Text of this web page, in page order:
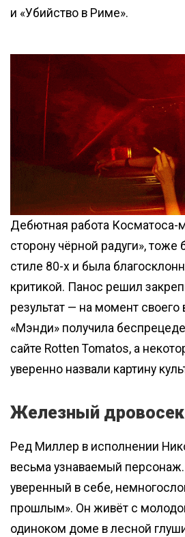
и «Убийство в Риме».
Дебютная работа Косматоса-
сторону чёрной радуги»,
стиле 80-х и была
критикой. Панос решил
результат — на момент
«Мэнди» получила
сайте Rotten Tomatos, а
уверенно назвали картину
Железный
Ред Миллер в исполнении
весьма узнаваемый
уверенный в себе,
прошлым». Он живёт с
одиноком доме в лесной